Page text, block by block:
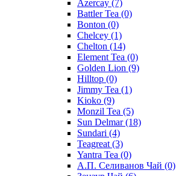
Azercay (7)
Battler Tea (0)
Bonton (0)
Chelcey (1)
Chelton (14)
Element Tea (0)
Golden Lion (9)
Hilltop (0)
Jimmy Tea (1)
Kioko (9)
Monzil Tea (5)
Sun Delmar(18)
Sundari (4)
Teagreat (3)
Yantra Tea (0)
А.П. Селиванов Чай (0)